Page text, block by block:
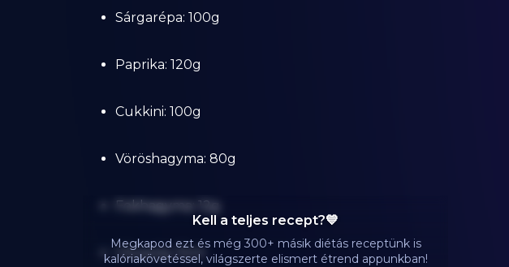
Sárgarépa: 100g
Paprika: 120g
Cukkini: 100g
Vöröshagyma: 80g
Fokhagyma: 12g
Olivaolaj: 15ml
Kell a teljes recept?💙
Megkapod ezt és még 300+ másik diétás receptünk is
kalóriakövetéssel, világszerte elismert étrend appunkban!